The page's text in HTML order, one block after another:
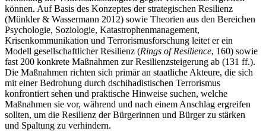
können. Auf Basis des Konzeptes der strategischen Resilienz
(Münkler & Wassermann 2012) sowie Theorien aus den Bereichen
Psychologie, Soziologie, Katastrophenmanagement,
Krisenkommunikation und Terrorismusforschung leitet er ein
Modell gesellschaftlicher Resilienz (Rings of Resilience, 160) sowie
fast 200 konkrete Maßnahmen zur Resilienzsteigerung ab (131 ff.).
Die Maßnahmen richten sich primär an staatliche Akteure, die sich
mit einer Bedrohung durch dschihadistischen Terrorismus
konfrontiert sehen und praktische Hinweise suchen, welche
Maßnahmen sie vor, während und nach einem Anschlag ergreifen
sollten, um die Resilienz der Bürgerinnen und Bürger zu stärken
und Spaltung zu verhindern.